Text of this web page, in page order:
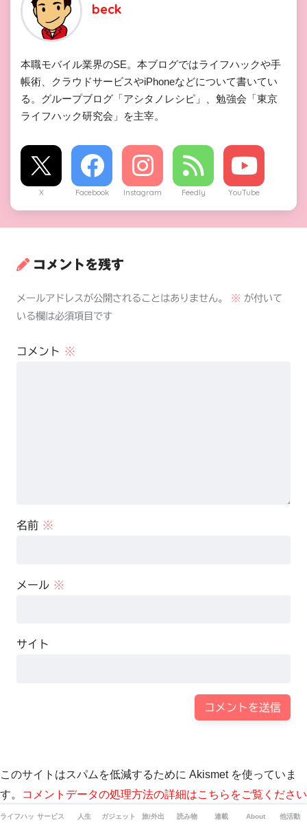
beck
本職モバイル業界のSE。本ブログではライフハックや手
帳術、クラウドサービスやiPhoneなどについて書いてい
る。グループブログ「アシタノレシピ」、勉強会「東京
ライフハック研究会」を主宰。
X Facebook Instagram Feedly YouTube
コメントを残す
メールアドレスが公開されることはありません。 ※ が付いて
いる欄は必須項目です
コメント ※
名前 ※
メール ※
サイト
このサイトはスパムを低減するために Akismet を使っていま
す。
コメントデータの処理方法の詳細はこちらをご覧ください
。
ライフハックサービス 人生 ガジェット 旅/外出 読み物 連載 About 他活動